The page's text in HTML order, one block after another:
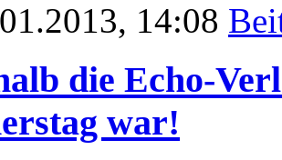
14:08
die Echo-
war!